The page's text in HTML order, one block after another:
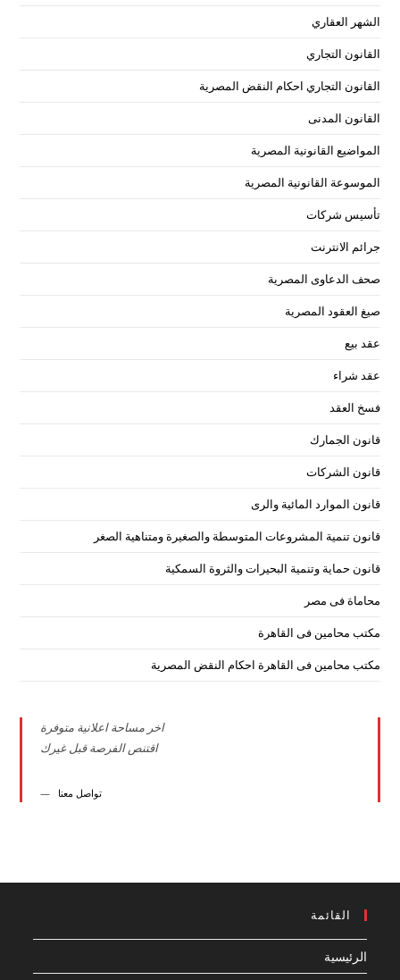
الشهر العقاري
القانون التجاري
القانون التجاري احكام النقض المصرية
القانون المدنى
المواضيع القانونية المصرية
الموسوعة القانونية المصرية
تأسيس شركات
جرائم الانترنت
صحف الدعاوى المصرية
صيغ العقود المصرية
عقد بيع
عقد شراء
فسخ العقد
قانون الجمارك
قانون الشركات
قانون الموارد المائية والرى
قانون تنمية المشروعات المتوسطة والصغيرة ومتناهية الصغر
قانون حماية وتنمية البحيرات والثروة السمكية
محاماة فى مصر
مكتب محامين فى القاهرة
مكتب محامين فى القاهرة احكام النقض المصرية
اخر مساحة اعلانية متوفرة
اقتنص الفرصة قبل غيرك
تواصل معنا
القائمة
الرئيسية